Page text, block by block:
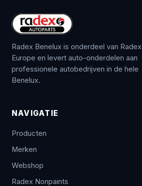
Radex Benelux is onderdeel van Radex
Europe en levert auto-onderdelen aan
professionele autobedrijven in de hele
Benelux.
NAVIGATIE
Producten
Merken
Webshop
Radex Nonpaints